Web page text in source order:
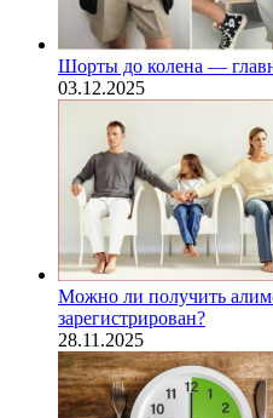
Шорты до колена —
03.12.2025
Можно ли получить
зарегистрирован?
28.11.2025